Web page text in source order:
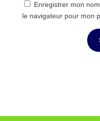
Enregistrer mon
le navigateur pour mon